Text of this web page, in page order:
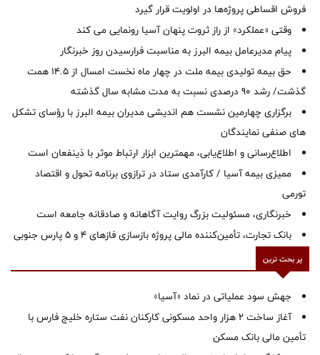
فروش اقساطی پروژه‌ها در اولویت قرار گیرد
وقتی «عملکرد» از راز ثروت پنهان آسیا رونمایی می کند
پیام مدیرعامل بیمه البرز به مناسبت فرارسیدن روز خبرنگار
حق بیمه تولیدی بیمه ملت در چهار ماه نخست امسال از 14.5 همت
گذشت/ رشد 90 درصدی نسبت به مدت مشابه سال گذشته
برگزاری چهارمین نشست هم اندیشی مدیران بیمه البرز با رؤسای تشکل
های صنفی نمایندگان
اطلاع‌رسانی و اطلاع‌یابی، مهمترین ابزار ارتباط موثر با ذینفعان است
ممیزی بیمه آسیا / کارآمدی ستاد در ترازوی برنامه تحول و اقتصاد
تورمی
خبرنگاری، مسئولیت بزرگ روایت آگاهانه و صادقانه جامعه است
بانک تجارت، تأمین‌کننده مالی پروژه بازسازی فازهای ۴ و ۵ پارس جنوبی
پر بحث ترین
جهش سود عملیاتی در نماد «آسیا»
آغاز ساخت ۲ هزار واحد مسکونی کارکنان نفت ستاره خلیج فارس با
تأمین مالی بانک مسکن